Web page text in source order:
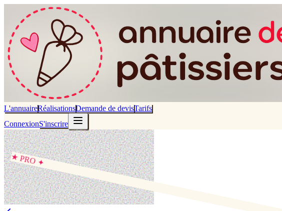
L'annuaireRéalisationsDemande de devisTarifs
ConnexionS'inscrire
★ PRO ✦